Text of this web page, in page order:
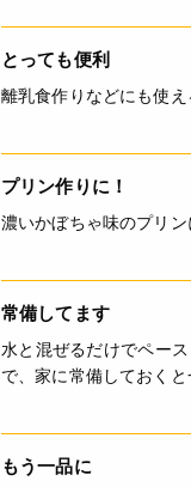
とっても便利
離乳食作りなどにも使
プリン作りに！
濃いかぼちゃ味のプリ
常備してます
水と混ぜるだけでペー
で、家に常備しておくと
もう一品に